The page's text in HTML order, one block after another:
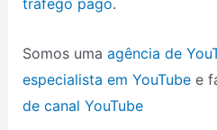
tráfego pago.
Somos uma agência de
especialista em YouTubee
de canal YouTube